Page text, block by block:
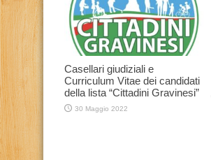
Casellari giudiziali e
Curriculum Vitae dei candidati
della lista “Cittadini Gravinesi”
30 Maggio 2022